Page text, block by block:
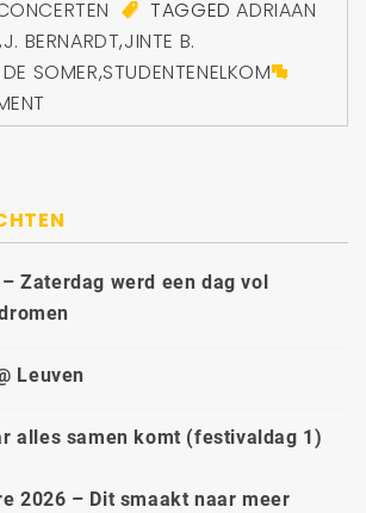
TAGGEDADRIAAN
,J. BERNARDT,JINTE B.
SOMER,STUDENTENELKOM
Zaterdag werd een dag vol
Leuven
alles samen komt (festivaldag 1)
2026 – Dit smaakt naar meer